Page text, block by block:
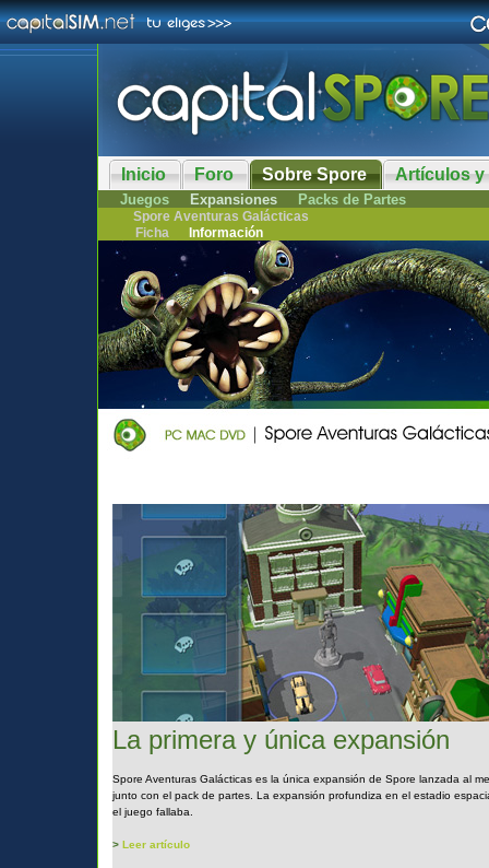
Inicio Foro Sobre Spore Artículos y
Juegos Expansiones Packs de Partes
Spore Aventuras Galácticas
Ficha
Información
La primera y única expansión
Spore Aventuras Galácticas es la única expansión de Spore lanzada al
junto con el pack de partes. La expansión profundiza en el estadio
el juego fallaba.
> Leer artículo